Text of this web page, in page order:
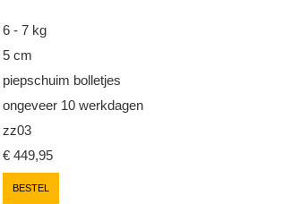
6 - 7 kg
5 cm
piepschuim bolletjes
ongeveer 10 werkdagen
zz03
€ 449,95
BESTEL